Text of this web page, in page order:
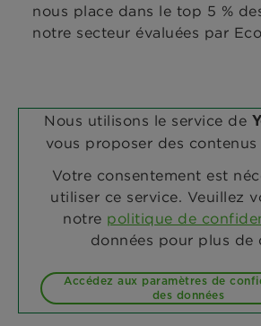
nous place dans le top 5 %
notre secteur évaluées par
Nous utilisons le service de
vous proposer des
Votre consentement est
utiliser ce service. Veuillez
notre politique de
données pour plus de
Accédez aux paramètres de
des données